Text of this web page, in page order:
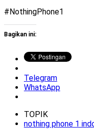
#NothingPhone1
Bagikan ini:
Telegram
WhatsApp
TOPIK
nothing phone 1